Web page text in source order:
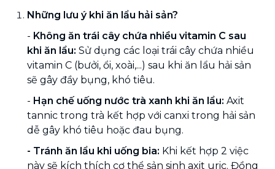
Những lưu ý khi ăn lẩu hải sản?
- Không ăn trái cây chứa nhiều vitamin C sau
khi ăn lẩu: Sử dụng các loại trái cây chứa nhiều
vitamin C (bưởi, ổi, xoài,...) sau khi ăn lẩu hải sản
sẽ gây đầy bụng, khó tiêu.
- Hạn chế uống nước trà xanh khi ăn lẩu: Axit
tannic trong trà kết hợp với canxi trong hải sản
dễ gây khó tiêu hoặc đau bụng.
- Tránh ăn lẩu khi uống bia: Khi kết hợp 2 việc
này sẽ kích thích cơ thể sản sinh axit uric. Đồng